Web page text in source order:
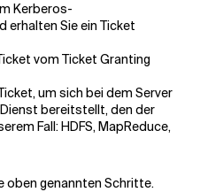
Kerberos-
erhalten Sie ein Ticket
vom Ticket Granting
um sich bei dem Server
bereitstellt, den der
Fall: HDFS, MapReduce,
oben genannten Schritte.